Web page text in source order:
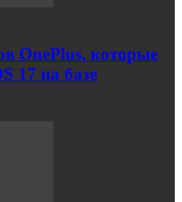
OnePlus, которые
17 на базе